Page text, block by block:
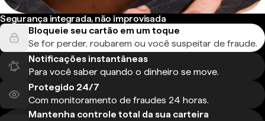
Segurança integrada, não improvisada
Bloqueie seu cartão em um toque
Se for perder, roubarem ou você suspeitar de fraude.
Notificações instantâneas
Para você saber quando o dinheiro se move.
Protegido 24/7
Com monitoramento de fraudes 24 horas.
Mantenha controle total da sua carteira